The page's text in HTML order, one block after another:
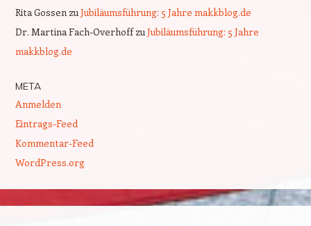
Rita Gossen zu Jubiläumsführung: 5 Jahre makkblog.de
Dr. Martina Fach-Overhoffzu Jubiläumsführung: 5 Jahre
makkblog.de
META
Anmelden
Eintrags-Feed
Kommentar-Feed
WordPress.org